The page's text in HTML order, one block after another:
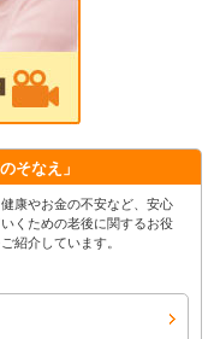
そなえ」
康やお金の不安など、安心
くための老後に関するお役
紹介しています。